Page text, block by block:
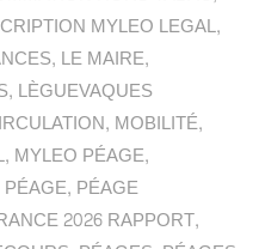
MYLEO LEGAL,
, LE MAIRE,
, LÈGUEVAQUES
, MOBILITÉ,
, MYLEO PÉAGE,
PÉAGE, PÉAGE
2026 RAPPORT,